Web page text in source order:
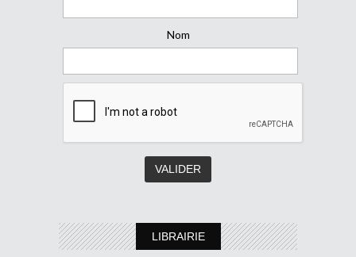
Nom
LIBRAIRIE